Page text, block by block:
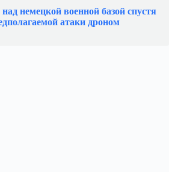
немецкой военной базой спустя
атаки дроном